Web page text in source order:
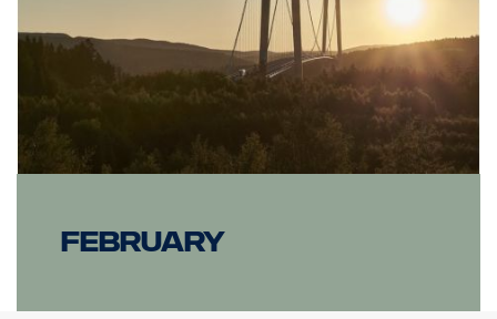
February